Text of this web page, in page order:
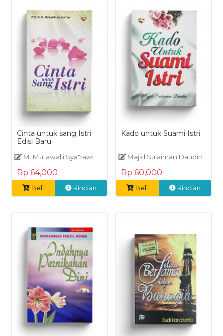
Cinta untuk sang Istri
Edisi Baru
M. Mutawalli Sya"rawi
Rp 64,000
Beli Rincian
Kado untuk Suami Istri
Majid Sulaiman Daudin
Rp 60,000
Beli Rincian